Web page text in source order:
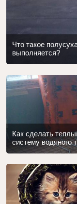
Что такое
выполняется?
Как сделать
систему водяного